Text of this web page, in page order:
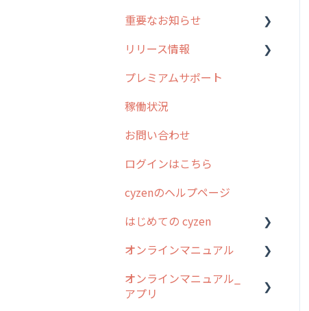
メンテナンス
外廻り営業
清掃
不動産
重要なお知らせ
過去の重要なお知らせ
障害情報
リリース情報
リリース
2026年のリリース情報
2025年のリリース情報
2024年のリリース情報
2023年のリリース情報
過去のリリース
2019年までのリリース情
お客様の声を実現しました
プレミアムサポート
稼働状況
お問い合わせ
ログインはこちら
cyzenのヘルプページ
はじめての cyzen
0. はじめてのcyzenの使い
1. cyzenについて知ろう
オンラインマニュアル
管理サイトの使い始め
オンラインマニュアル_
アプリ